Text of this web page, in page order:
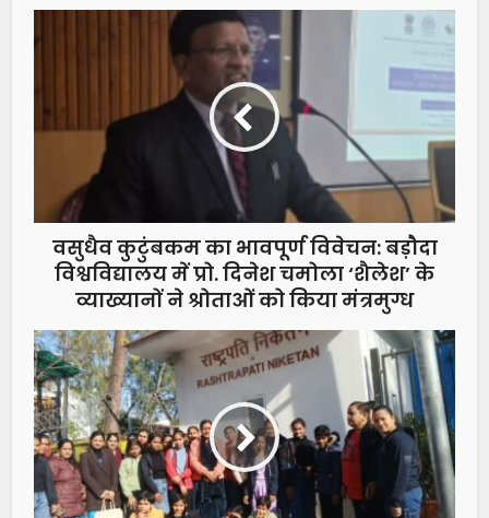
वसुधैव कुटुंबकम का भावपूर्ण विवेचन: बड़ौदा
विश्वविद्यालय में प्रो. दिनेश चमोला ‘शैलेश’ के
व्याख्यानों ने श्रोताओं को किया मंत्रमुग्ध